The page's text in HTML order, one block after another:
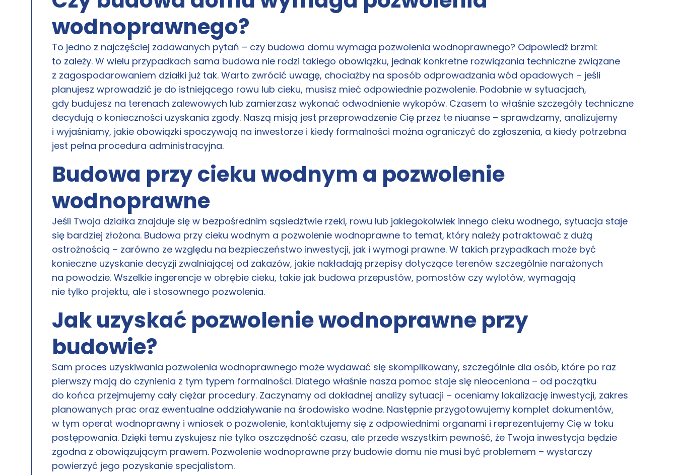
wodnoprawnego?
To jedno z najczęściej zadawanych pytań – czy budowa domu wymaga pozwolenia wodnoprawnego? Odpowiedź brzmi:
to zależy. W wielu przypadkach sama budowa nie rodzi takiego obowiązku, jednak konkretne rozwiązania techniczne związane
z zagospodarowaniem działki już tak. Warto zwrócić uwagę, chociażby na sposób odprowadzania wód opadowych – jeśli
planujesz wprowadzić je do istniejącego rowu lub cieku, musisz mieć odpowiednie pozwolenie. Podobnie w sytuacjach,
gdy budujesz na terenach zalewowych lub zamierzasz wykonać odwodnienie wykopów. Czasem to właśnie szczegóły techniczne
decydują o konieczności uzyskania zgody. Naszą misją jest przeprowadzenie Cię przez te niuanse – sprawdzamy, analizujemy
i wyjaśniamy, jakie obowiązki spoczywają na inwestorze i kiedy formalności można ograniczyć do zgłoszenia, a kiedy potrzebna
jest pełna procedura administracyjna.
Budowa przy cieku wodnym a pozwolenie
wodnoprawne
Jeśli Twoja działka znajduje się w bezpośrednim sąsiedztwie rzeki, rowu lub jakiegokolwiek innego cieku wodnego, sytuacja staje
się bardziej złożona. Budowa przy cieku wodnym a pozwolenie wodnoprawne to temat, który należy potraktować z dużą
ostrożnością – zarówno ze względu na bezpieczeństwo inwestycji, jak i wymogi prawne. W takich przypadkach może być
konieczne uzyskanie decyzji zwalniającej od zakazów, jakie nakładają przepisy dotyczące terenów szczególnie narażonych
na powodzie. Wszelkie ingerencje w obrębie cieku, takie jak budowa przepustów, pomostów czy wylotów, wymagają
nie tylko projektu, ale i stosownego pozwolenia.
Jak uzyskać pozwolenie wodnoprawne przy
budowie?
Sam proces uzyskiwania pozwolenia wodnoprawnego może wydawać się skomplikowany, szczególnie dla osób, które po raz
pierwszy mają do czynienia z tym typem formalności. Dlatego właśnie nasza pomoc staje się nieoceniona – od początku
do końca przejmujemy cały ciężar procedury. Zaczynamy od dokładnej analizy sytuacji – oceniamy lokalizację inwestycji, zakres
planowanych prac oraz ewentualne oddziaływanie na środowisko wodne. Następnie przygotowujemy komplet dokumentów,
w tym operat wodnoprawny i wniosek o pozwolenie, kontaktujemy się z odpowiednimi organami i reprezentujemy Cię w toku
postępowania. Dzięki temu zyskujesz nie tylko oszczędność czasu, ale przede wszystkim pewność, że Twoja inwestycja będzie
zgodna z obowiązującym prawem. Pozwolenie wodnoprawne przy budowie domu nie musi być problemem – wystarczy
powierzyć jego pozyskanie specjalistom.